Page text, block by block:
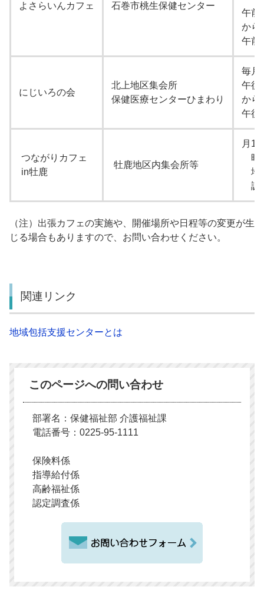
よさらいんカフェ 石巻市桃生保健センター
午前
から
午前
にじいろの会
北上地区集会所
保健医療センターひまわり
毎月
午後
から
午後
つながりカフェ
in牡鹿
牡鹿地区内集会所等
月1
時
地
調
（注）出張カフェの実施や、開催場所や日程等の変更が生
じる場合もありますので、お問い合わせください。
関連リンク
地域包括支援センターとは
このページへの問い合わせ
部署名：保健福祉部 介護福祉課
電話番号：0225-95-1111
保険料係
指導給付係
高齢福祉係
認定調査係